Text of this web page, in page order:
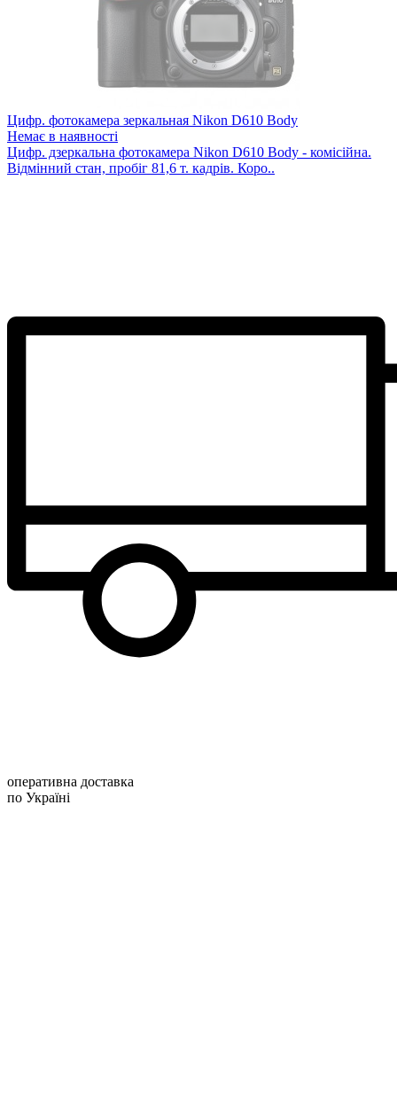
Цифр. фотокамера зеркальная Nikon D610 Body
Немає в наявності
Цифр. дзеркальна фотокамера Nikon D610 Body - комісійна.
Відмінний стан, пробіг 81,6 т. кадрів. Коро..
оперативна доставка
по Україні